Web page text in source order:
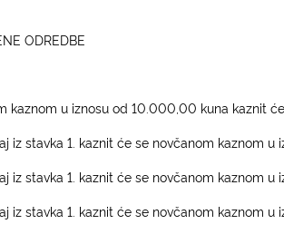
ODREDBE
kaznom u iznosu od 10.000,00 kuna kaznit
iz stavka 1. kaznit će se novčanom kaznom
iz stavka 1. kaznit će se novčanom kaznom
iz stavka 1. kaznit će se novčanom kaznom